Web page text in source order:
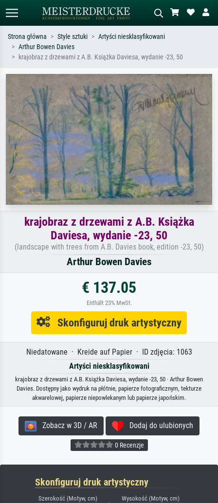
Wyszukiwanie standardowe Wyszukiwanie obrazów AI
impresjonizm, fala Hokusaia, akt.
abstrakcja z czerwienią, ciemny olej,
stojący akt obok drzewa.
Strona główna Style sztuki
Artyści niesklasyfikowani
Arthur Bowen Davies
krajobraz z drzewami z A.B. Książka Daviesa, wydanie -23, 50
krajobraz z drzewami z A.B. Książka
Daviesa, wydanie -23, 50
(landscape with trees from A.B. Davies book, edition -23, 50)
Arthur Bowen Davies
€ 137.05
Enthält 23% MwSt.
Skonfiguruj druk artystyczny
Niedatowane · Kreide auf Papier · ID zdjęcia: 1063
Artyści niesklasyfikowani
krajobraz z drzewami z A.B. Książka Daviesa, wydanie -23, 50 · Arthur Bowen
Davies. Dostępny jako wydruk na płótnie, papierze fotograficznym, tekturze
akwarelowej, papierze niepowlekanym lub papierze japońskim.
Zobacz w 3D / AR Dodaj do ulubionych
0 Recenzje
Skonfiguruj druk artystyczny
Szerokość (Motyw, cm) Wysokość (Motyw, cm)